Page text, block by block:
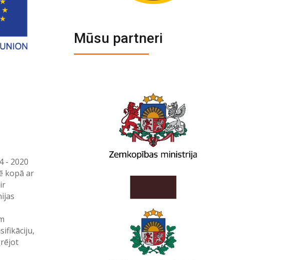
- 2020
kopā ar
Mūsu partneri